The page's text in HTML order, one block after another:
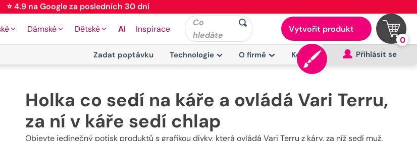
⭐ 4.9 na Google za posledních 30 dní
Dámské Dětské AI Inspirace
Co
hledáte
Vytvořit produkt
0
Zadat poptávku Technologie O firmě Kontakt Přihlásit se
Holka co sedí na káře a ovládá Vari Terru,
za ní v káře sedí chlap
Objevte jedinečný potisk produktů s grafikou dívky, která ovládá Vari Terru z káry, za níž sedí muž.